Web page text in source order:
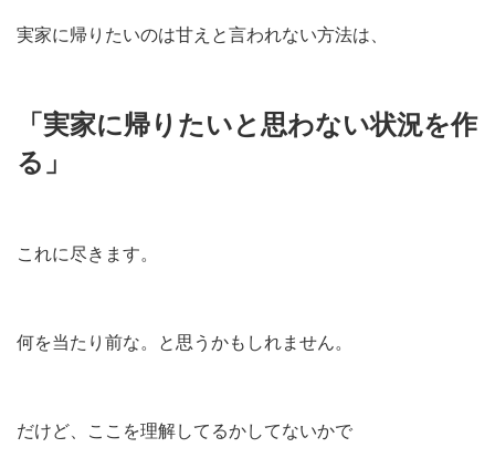
実家に帰りたいのは甘えと言われない方法は、
「実家に帰りたいと思わない状況を作
る」
これに尽きます。
何を当たり前な。と思うかもしれません。
だけど、ここを理解してるかしてないかで